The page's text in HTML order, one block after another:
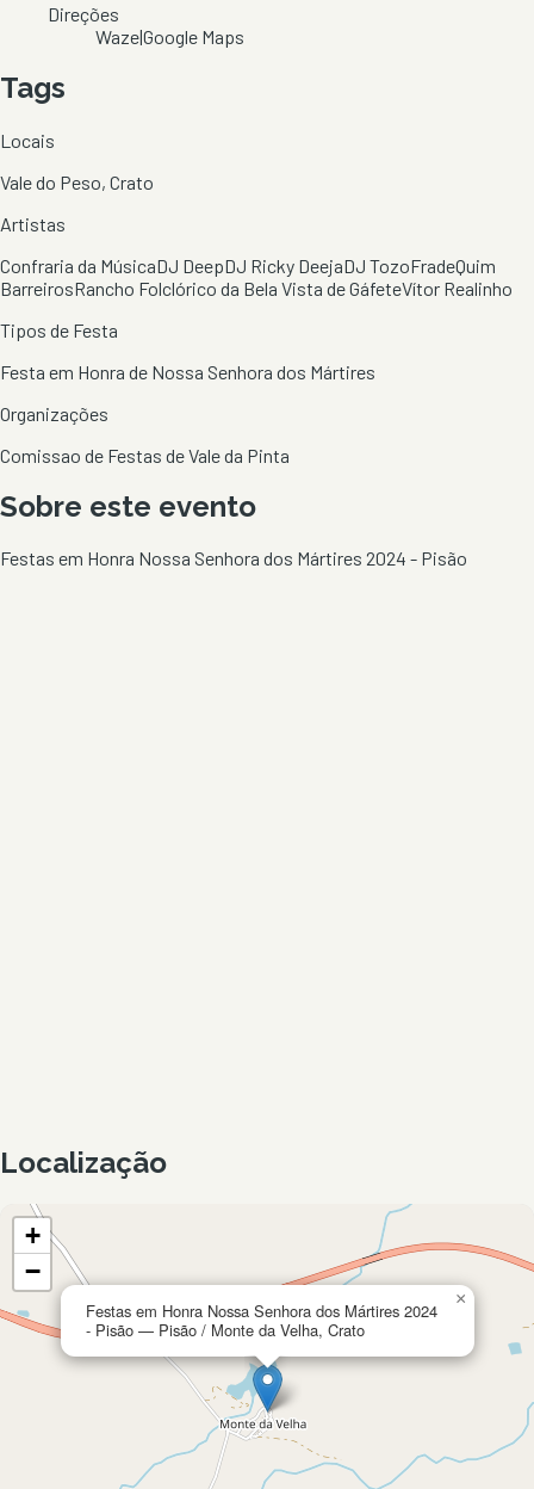
Direções
Waze|Google Maps
Tags
Locais
Vale do Peso, Crato
Artistas
Confraria da MúsicaDJ DeepDJ Ricky DeejaDJ TozoFradeQuim
BarreirosRancho Folclórico da Bela Vista de GáfeteVítor Realinho
Tipos de Festa
Festa em Honra de Nossa Senhora dos Mártires
Organizações
Comissao de Festas de Vale da Pinta
Sobre este evento
Festas em Honra Nossa Senhora dos Mártires 2024 - Pisão
Localização
Festas em Honra Nossa Senhora dos Mártires 2024
- Pisão — Pisão / Monte da Velha, Crato
×
+
−